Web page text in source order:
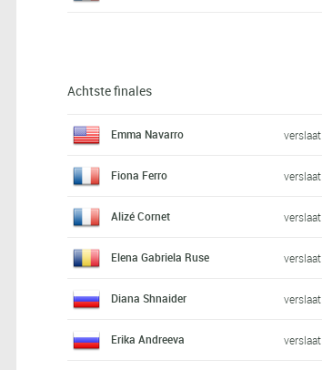
Achtste finales
Emma Navarro verslaat
Fiona Ferro verslaat
Alizé Cornet verslaat
Elena Gabriela Ruse verslaat
Diana Shnaider verslaat
Erika Andreeva verslaat